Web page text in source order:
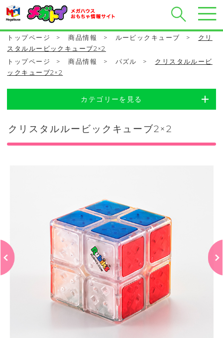
トップページ > 商品情報 > ルービックキューブ >
クリ
スタルルービックキューブ2×2
トップページ
> 商品情報 > パズル >
クリスタルルービ
ックキューブ2×2
カテゴリーを見る
クリスタルルービックキューブ2×2